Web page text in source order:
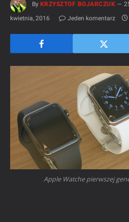
By KRZYSZTOF BOJARCZUK
kwietnia, 2016
Jeden komentarz
Apple Watche pierwszej